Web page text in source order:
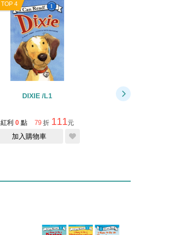
TOP 4
DIXIE /L1
紅利 0 點 79 折 111元
加入購物車
ICR: PETE THE